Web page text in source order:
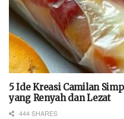
5 Ide Kreasi Camilan
yang Renyah dan Lezat
444 SHARES